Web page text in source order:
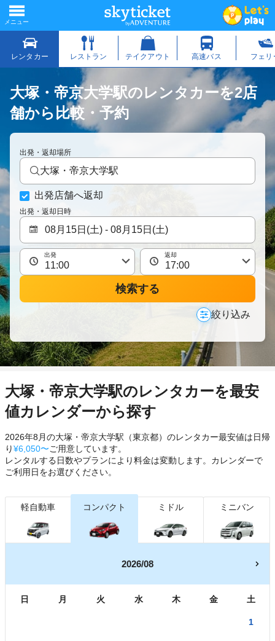
大塚・帝京大学駅のレンタカーを2店
舗から比較・予約
出発・返却場所
大塚・帝京大学駅
出発店舗へ返却
出発・返却日時
出発 返却
検索する
絞り込み
大塚・帝京大学駅のレンタカーを最安
値カレンダーから探す
2026年8月の大塚・帝京大学駅（東京都）のレンタカー最安値は日帰
り¥6,050〜ご用意しています。
レンタルする日数やプランにより料金は変動します。カレンダーで
ご利用日をお選びください。
軽自動車 コンパクト ミドル ミニバン
2026/08
日 月 火 水 木 金 土
1